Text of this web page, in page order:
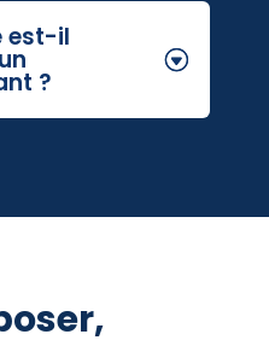
est-il
?